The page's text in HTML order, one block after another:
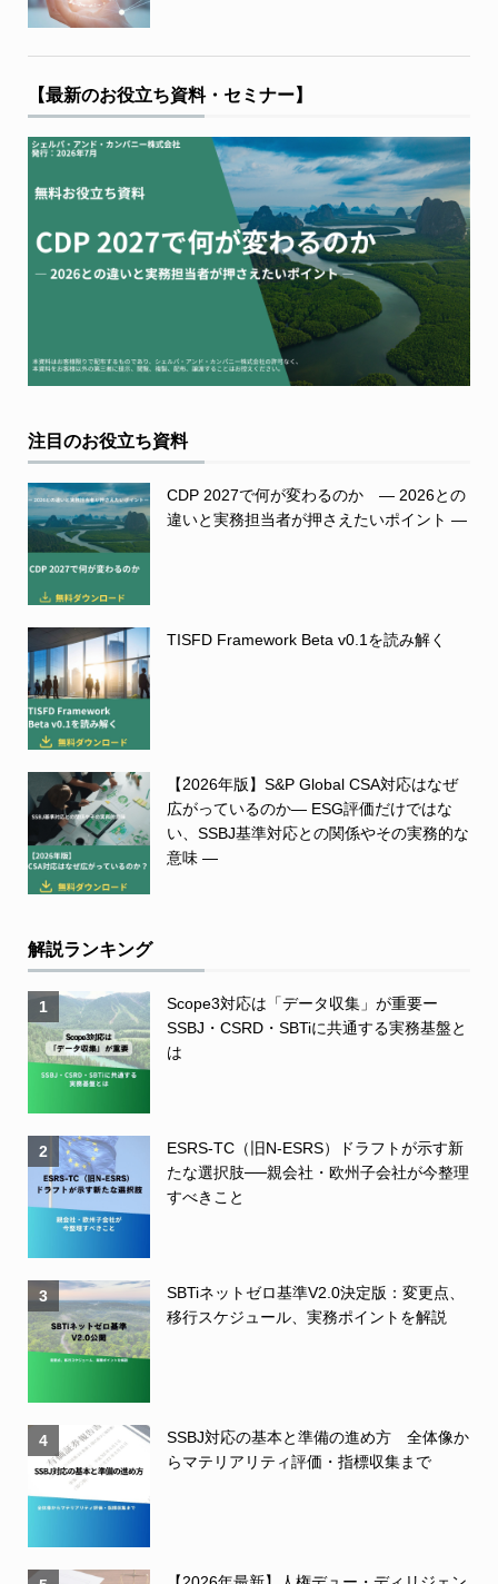
【最新のお役立ち資料・セミナー】
注目のお役立ち資料
CDP 2027で何が変わるのか ― 2026との
違いと実務担当者が押さえたいポイント ―
TISFD Framework Beta v0.1を読み解く
【2026年版】S&P Global CSA対応はなぜ
広がっているのか― ESG評価だけではな
い、SSBJ基準対応との関係やその実務的な
意味 ―
解説ランキング
1
Scope3対応は「データ収集」が重要ー
SSBJ・CSRD・SBTiに共通する実務基盤と
は
2
ESRS-TC（旧N-ESRS）ドラフトが示す新
たな選択肢──親会社・欧州子会社が今整理
すべきこと
3
SBTiネットゼロ基準V2.0決定版：変更点、
移行スケジュール、実務ポイントを解説
4
SSBJ対応の基本と準備の進め方 全体像か
らマテリアリティ評価・指標収集まで